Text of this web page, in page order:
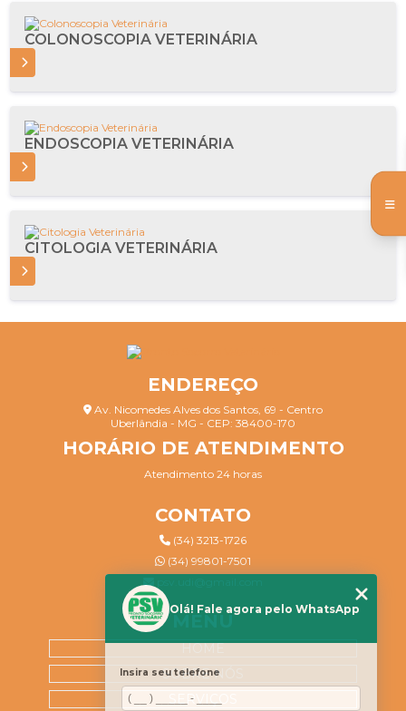
COLONOSCOPIA VETERINÁRIA
ENDOSCOPIA VETERINÁRIA
CITOLOGIA VETERINÁRIA
ENDEREÇO
Av. Nicomedes Alves dos Santos, 69 - Centro
Uberlândia - MG - CEP: 38400-170
HORÁRIO DE ATENDIMENTO
Atendimento 24 horas
CONTATO
(34) 3213-1726
(34) 99801-7501
HOME
SOBRE NÓS
SERVIÇOS
Olá! Fale agora pelo WhatsApp
Insira seu telefone